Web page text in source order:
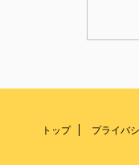
トップ プライバ